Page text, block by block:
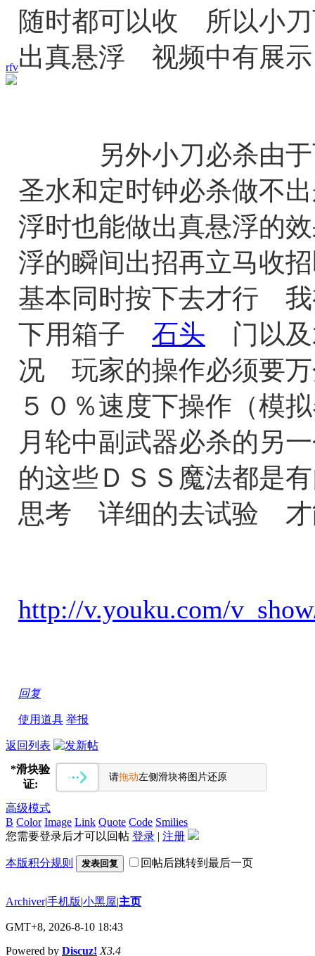
rfv
随时都可以收 所以小刀
出真悬浮 视频中有展示
另外小刀必杀由于
圣水和定时钟必杀做不
浮时也能做出真悬浮的
浮的瞬间出招再立马收
基本同时按下去才行 我
下用箱子 石头 门以及
况 玩家的操作必须要
５０％速度下操作（模
月轮中副武器必杀的另
的这些ＤＳＳ魔法都是
思考 详细的去试验
http://v.youku.com/
回复
使用道具 举报
返回列表
*滑块验
证:
请拖动左侧滑块将图片还原
高级模式
B Color Image Link Quote Code Smilies
您需要登录后才可以回帖 登录 | 注册
本版积分规则 发表回复 回帖后跳转到最后一页
Archiver|手机版|小黑屋|主页
GMT+8, 2026-8-10 18:43
Powered by Discuz! X3.4